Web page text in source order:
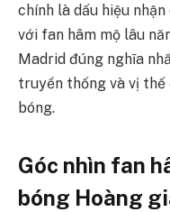
chính là dấu hiệu
với fan hâm mộ lâu
Madrid đúng nghĩa
truyền thống và vị
bóng.
Góc nhìn fan
bóng Hoàng